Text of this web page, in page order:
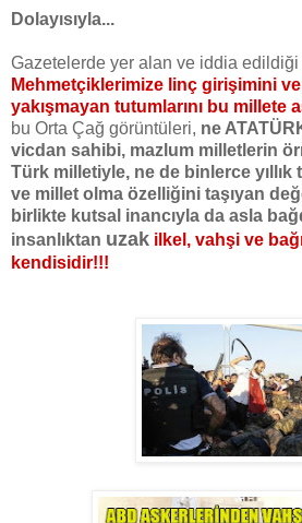
Dolayısıyla...
Gazetelerde yer alan ve iddia edildiği
Mehmetçiklerimize linç girişimini
yakışmayan tutumlarını bu millete
bu Orta Çağ görüntüleri, ne
vicdan sahibi, mazlum milletlerin
Türk milletiyle, ne de binlerce
ve millet olma özelliğini taşıyan
birlikte kutsal inancıyla da asla
insanlıktan uzak ilkel, vahşi ve
kendisidir!!!